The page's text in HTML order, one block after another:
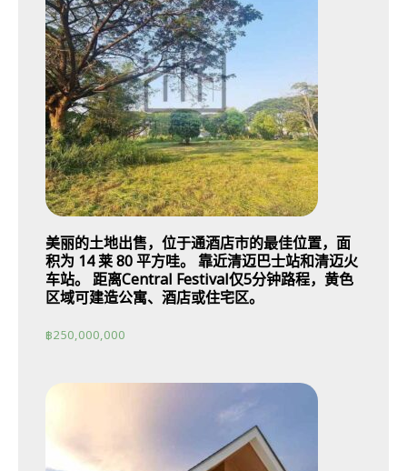
美丽的土地出售，位于通酒店市的最佳位置，面
积为 14 莱 80 平方哇。 靠近清迈巴士站和清迈火
车站。 距离Central Festival仅5分钟路程，黄色
区域可建造公寓、酒店或住宅区。
฿250,000,000